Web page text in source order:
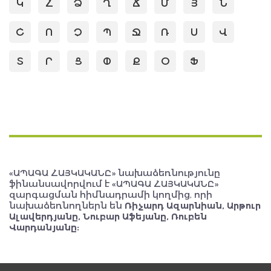
Կ Հ Ձ Ղ Ճ Մ Յ Ն
Շ Ո Չ Պ Ջ Ռ Ս Վ
Տ Ր Ց Փ Ք Օ Ֆ
«ԱՊԱԳԱ ՀԱՅԿԱԿԱՆԸ» նախաձեռնությունը
ֆինանսավորվում է «ԱՊԱԳԱ ՀԱՅԿԱԿԱՆԸ»
զարգացման հիմնադրամի կողմից, որի
նախաձեռնողներն են Ռիչարդ Ազարնիան, Արթուր
Ալավերդյանը, Նուբար Աֆեյանը, Ռուբեն
Վարդանյանը: